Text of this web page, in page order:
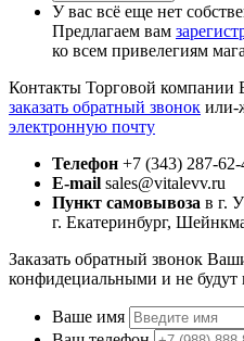
У вас всё еще нет
Предлагаем вам
ко всем привелегиям
Контакты Торговой компании
заказать обратный звонок или-
электронную почту
Телефон +7 (343) 287-62-
E-mail sales@vitalevv.ru
Пункт самовывоза в г.
г. Екатеринбург,
Заказать обратный звонок
конфидециальными и не будут
Ваше имя